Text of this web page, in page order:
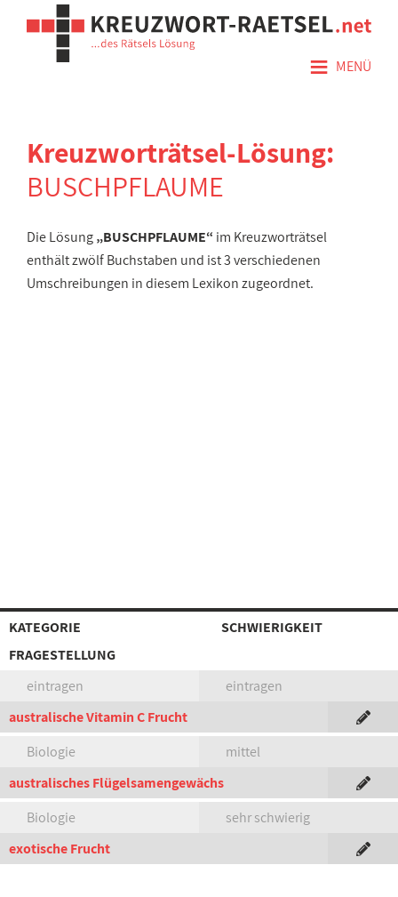
≡ MENÜ
Kreuzworträtsel-Lösung:
BUSCHPFLAUME
Die Lösung„BUSCHPFLAUME“ im Kreuzworträtsel
enthält zwölf Buchstaben und ist 3 verschiedenen
Umschreibungen in diesem Lexikon zugeordnet.
KATEGORIE
SCHWIERIGKEIT
FRAGESTELLUNG
eintragen
eintragen
australische Vitamin C Frucht
Biologie
mittel
australisches Flügelsamengewächs
Biologie
sehr schwierig
exotische Frucht